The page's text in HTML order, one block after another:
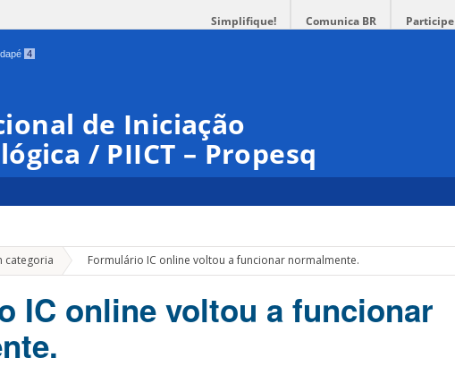
Simplifique! Comunica BR Participe
4
de Iniciação
/ PIICT – Propesq
categoria » Formulário IC online voltou a funcionar normalmente.
IC online voltou a funcionar